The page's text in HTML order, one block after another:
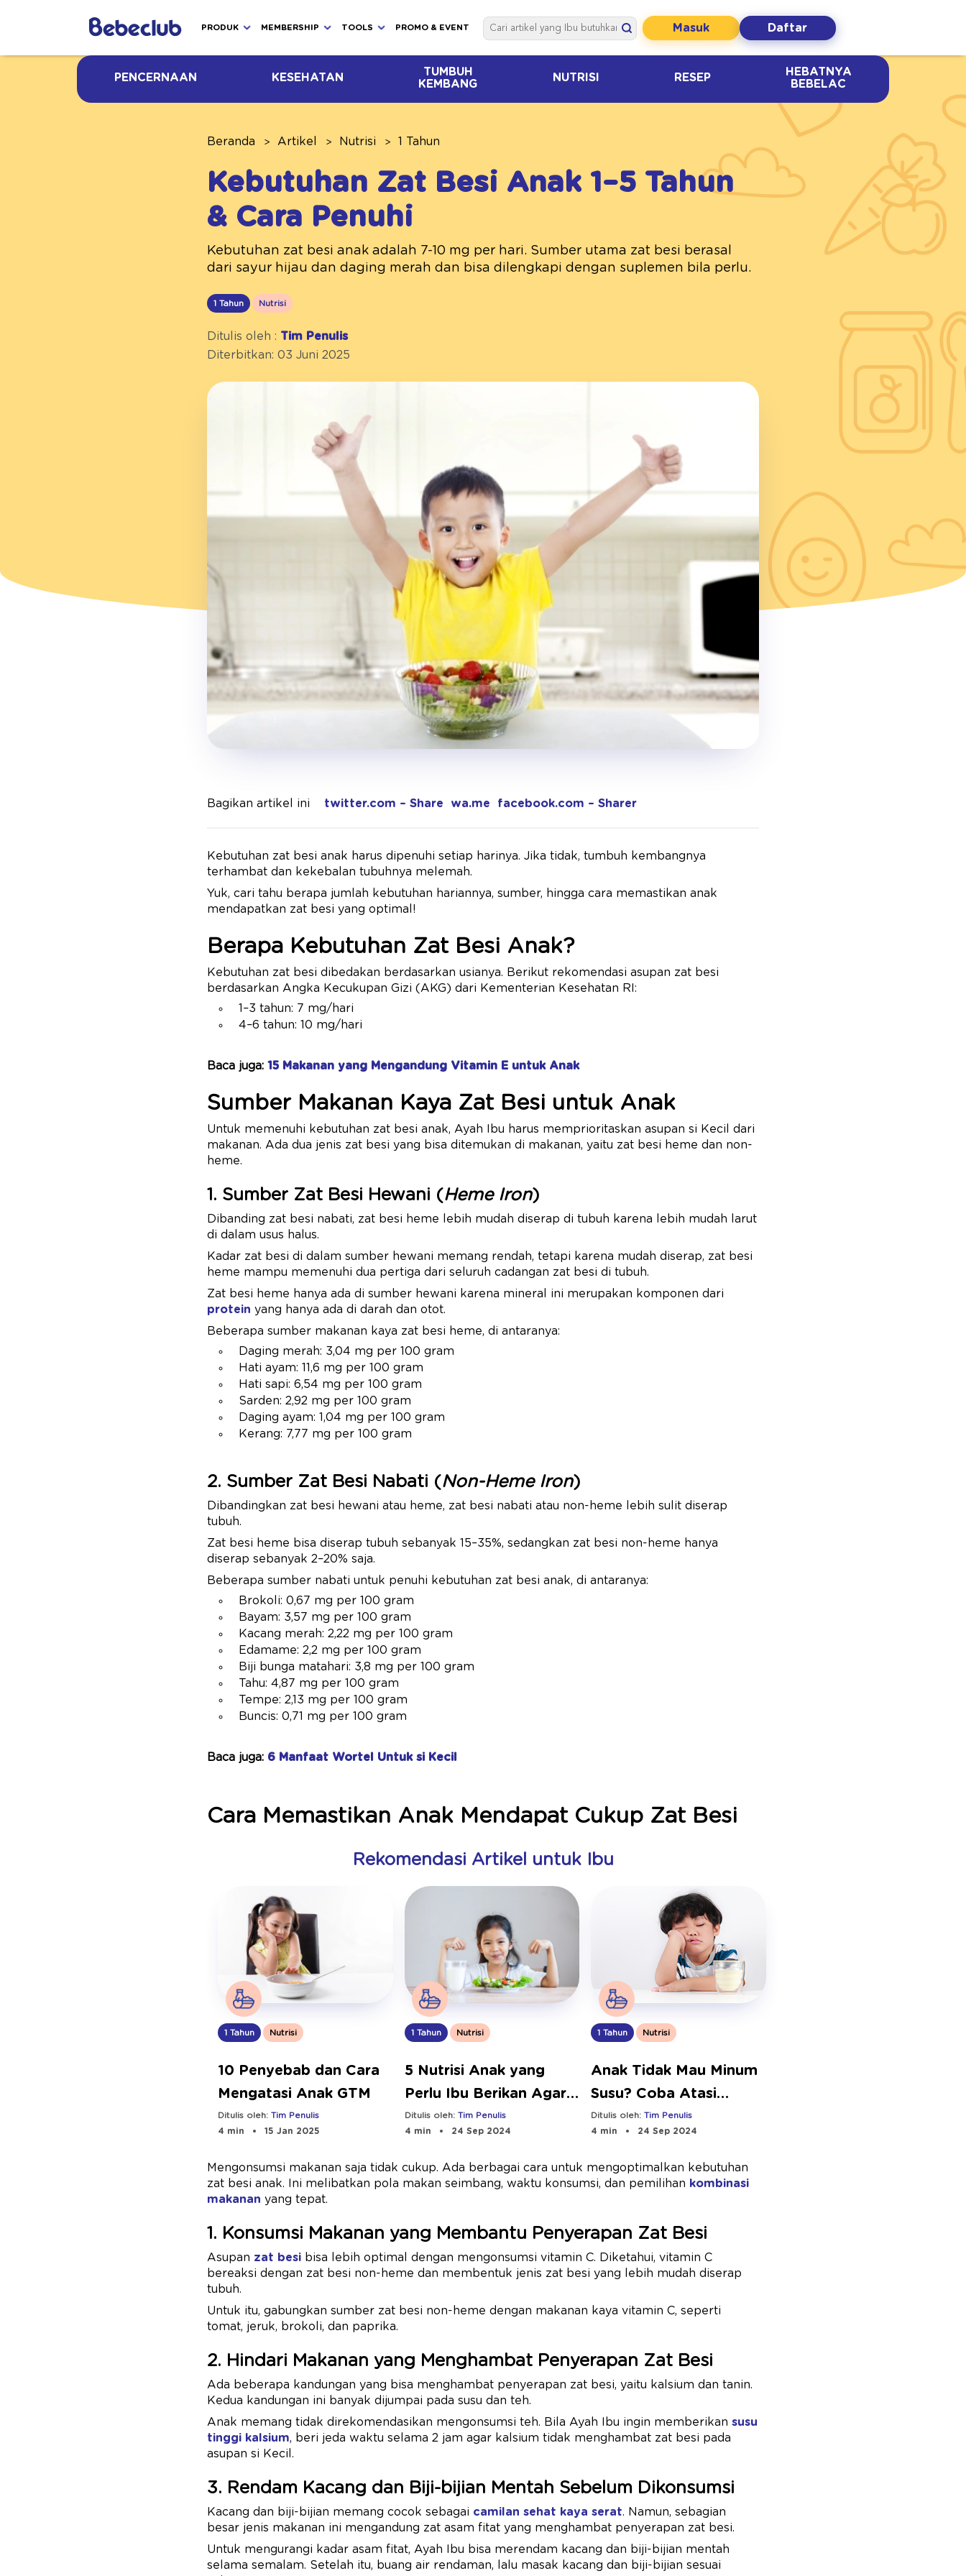
PRODUK MEMBERSHIP TOOLS PROMO & EVENT Masuk Daftar
PENCERNAAN KESEHATAN
TUMBUH
KEMBANG
NUTRISI RESEP
HEBATNYA
BEBELAC
Beranda Artikel Nutrisi 1 Tahun
Kebutuhan Zat Besi Anak 1–5 Tahun
& Cara Penuhi
Kebutuhan zat besi anak adalah 7-10 mg per hari. Sumber utama zat besi berasal
dari sayur hijau dan daging merah dan bisa dilengkapi dengan suplemen bila perlu.
1 Tahun Nutrisi
Ditulis oleh : Tim Penulis
Diterbitkan: 03 Juni 2025
Bagikan artikel ini twitter.com – Share wa.me facebook.com – Sharer
Kebutuhan zat besi anak harus dipenuhi setiap harinya. Jika tidak, tumbuh kembangnya
terhambat dan kekebalan tubuhnya melemah.
Yuk, cari tahu berapa jumlah kebutuhan hariannya, sumber, hingga cara memastikan anak
mendapatkan zat besi yang optimal!
Berapa Kebutuhan Zat Besi Anak?
Kebutuhan zat besi dibedakan berdasarkan usianya. Berikut rekomendasi asupan zat besi
berdasarkan Angka Kecukupan Gizi (AKG) dari Kementerian Kesehatan RI:
1–3 tahun: 7 mg/hari
4–6 tahun: 10 mg/hari
Baca juga: 15 Makanan yang Mengandung Vitamin E untuk Anak
Sumber Makanan Kaya Zat Besi untuk Anak
Untuk memenuhi kebutuhan zat besi anak, Ayah Ibu harus memprioritaskan asupan si Kecil dari
makanan. Ada dua jenis zat besi yang bisa ditemukan di makanan, yaitu zat besi heme dan non-
heme.
1. Sumber Zat Besi Hewani (Heme Iron)
Dibanding zat besi nabati, zat besi heme lebih mudah diserap di tubuh karena lebih mudah larut
di dalam usus halus.
Kadar zat besi di dalam sumber hewani memang rendah, tetapi karena mudah diserap, zat besi
heme mampu memenuhi dua pertiga dari seluruh cadangan zat besi di tubuh.
Zat besi heme hanya ada di sumber hewani karena mineral ini merupakan komponen dari
protein yang hanya ada di darah dan otot.
Beberapa sumber makanan kaya zat besi heme, di antaranya:
Daging merah: 3,04 mg per 100 gram
Hati ayam: 11,6 mg per 100 gram
Hati sapi: 6,54 mg per 100 gram
Sarden: 2,92 mg per 100 gram
Daging ayam: 1,04 mg per 100 gram
Kerang: 7,77 mg per 100 gram
2. Sumber Zat Besi Nabati (Non-Heme Iron)
Dibandingkan zat besi hewani atau heme, zat besi nabati atau non-heme lebih sulit diserap
tubuh.
Zat besi heme bisa diserap tubuh sebanyak 15–35%, sedangkan zat besi non-heme hanya
diserap sebanyak 2–20% saja.
Beberapa sumber nabati untuk penuhi kebutuhan zat besi anak, di antaranya:
Brokoli: 0,67 mg per 100 gram
Bayam: 3,57 mg per 100 gram
Kacang merah: 2,22 mg per 100 gram
Edamame: 2,2 mg per 100 gram
Biji bunga matahari: 3,8 mg per 100 gram
Tahu: 4,87 mg per 100 gram
Tempe: 2,13 mg per 100 gram
Buncis: 0,71 mg per 100 gram
Baca juga: 6 Manfaat Wortel Untuk si Kecil
Cara Memastikan Anak Mendapat Cukup Zat Besi
Rekomendasi Artikel untuk Ibu
1 Tahun Nutrisi
10 Penyebab dan Cara
Mengatasi Anak GTM
Ditulis oleh: Tim Penulis
4 min
15 Jan 2025
1 Tahun Nutrisi
5 Nutrisi Anak yang
Perlu Ibu Berikan Agar
Tumbuh Optimal
Ditulis oleh: Tim Penulis
4 min
24 Sep 2024
1 Tahun Nutrisi
Anak Tidak Mau Minum
Susu? Coba Atasi
dengan Cara Ini
Ditulis oleh:Tim Penulis
4 min
24 Sep 2024
Mengonsumsi makanan saja tidak cukup. Ada berbagai cara untuk mengoptimalkan kebutuhan
zat besi anak. Ini melibatkan pola makan seimbang, waktu konsumsi, dan pemilihan kombinasi
makanan yang tepat.
1. Konsumsi Makanan yang Membantu Penyerapan Zat Besi
Asupan zat besi bisa lebih optimal dengan mengonsumsi vitamin C. Diketahui, vitamin C
bereaksi dengan zat besi non-heme dan membentuk jenis zat besi yang lebih mudah diserap
tubuh.
Untuk itu, gabungkan sumber zat besi non-heme dengan makanan kaya vitamin C, seperti
tomat, jeruk, brokoli, dan paprika.
2. Hindari Makanan yang Menghambat Penyerapan Zat Besi
Ada beberapa kandungan yang bisa menghambat penyerapan zat besi, yaitu kalsium dan tanin.
Kedua kandungan ini banyak dijumpai pada susu dan teh.
Anak memang tidak direkomendasikan mengonsumsi teh. Bila Ayah Ibu ingin memberikan susu
tinggi kalsium, beri jeda waktu selama 2 jam agar kalsium tidak menghambat zat besi pada
asupan si Kecil.
3. Rendam Kacang dan Biji-bijian Mentah Sebelum Dikonsumsi
Kacang dan biji-bijian memang cocok sebagai camilan sehat kaya serat. Namun, sebagian
besar jenis makanan ini mengandung zat asam fitat yang menghambat penyerapan zat besi.
Untuk mengurangi kadar asam fitat, Ayah Ibu bisa merendam kacang dan biji-bijian mentah
selama semalam. Setelah itu, buang air rendaman, lalu masak kacang dan biji-bijian sesuai